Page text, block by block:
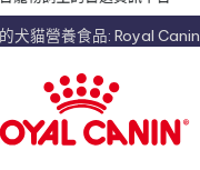
犬貓營養食品: Royal Canin